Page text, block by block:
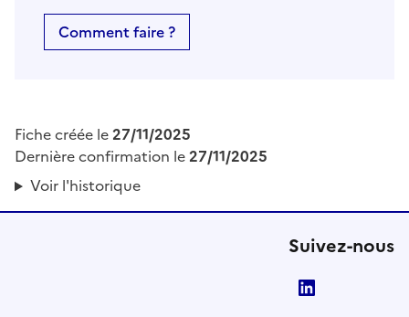
Comment faire ?
Fiche créée le27/11/2025
Dernière confirmation le27/11/2025
Voir l'historique
Suivez-nous